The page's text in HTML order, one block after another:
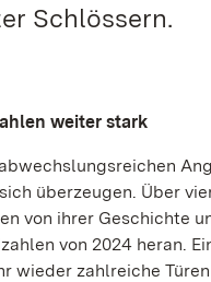
Schlössern.
weiter stark
überzeugen. Über
von ihrer Geschichte
von 2024 heran.
wieder zahlreiche